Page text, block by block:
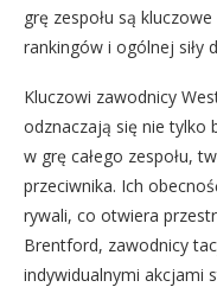
grę zespołu są
rankingów i ogólnej siły
Kluczowi zawodnicy
odznaczają się nie tylko
w grę całego zespołu,
przeciwnika. Ich
rywali, co otwiera
Brentford, zawodnicy
indywidualnymi akcjami